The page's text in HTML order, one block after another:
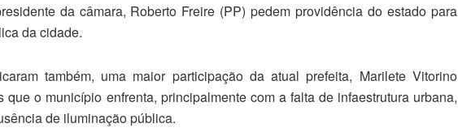
da câmara, Roberto Freire (PP) pedem providência do estado para
da cidade.
também, uma maior participação da atual prefeita, Marilete Vitorino
que o município enfrenta, principalmente com a falta de infaestrutura urbana,
de iluminação pública.